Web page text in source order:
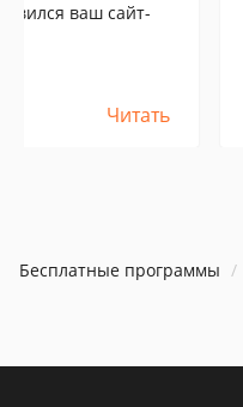
ваш сайт-
Читать
Бесплатные программы